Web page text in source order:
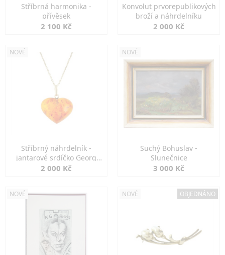
Stříbrná harmonika -
přívěsek
2 100 Kč
Konvolut prvorepublikových
broží a náhrdelníku
2 000 Kč
NOVÉ
Stříbrný náhrdelník -
jantarové srdíčko Georg
Kramer
2 000 Kč
NOVÉ
Suchý Bohuslav -
Slunečnice
3 000 Kč
NOVÉ NOVÉ OBJEDNÁNO